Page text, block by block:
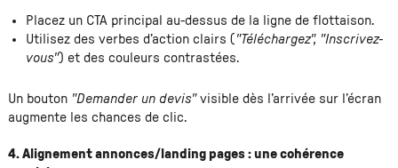
Placez un CTA principal au-dessus de la ligne de flottaison.
Utilisez des verbes d’action clairs ( "Téléchargez", "Inscrivez-
vous") et des couleurs contrastées.
Un bouton "Demander un devis"visible dès l’arrivée sur l’écran
augmente les chances de clic.
4. Alignement annonces/landing pages : une cohérence